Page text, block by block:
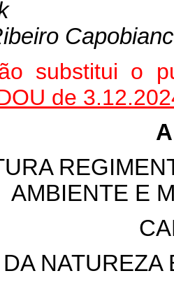
substitui o
de
AMBIENTE E
DA NATUREZA